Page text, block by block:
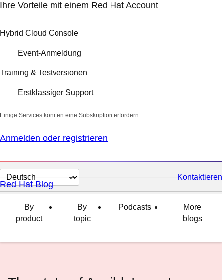
Ihre Vorteile mit einem Red Hat Account
Hybrid Cloud Console
Event-Anmeldung
Training & Testversionen
Erstklassiger Support
Einige Services können eine Subskription erfordern.
Anmelden oder registrieren
Sprache
auswählen
Kontaktieren
Red Hat Blog
By
product
By
topic
Podcasts
More
blogs